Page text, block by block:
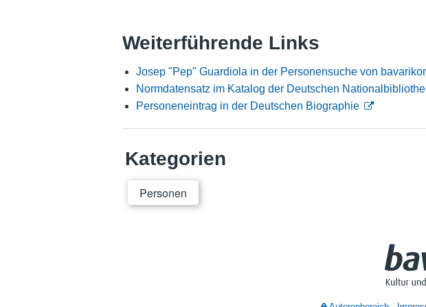
Weiterführende Links
Josep "Pep" Guardiola in der Personensuche von
Normdatensatz im Katalog der Deutschen
Personeneintrag in der Deutschen Biographie
Kategorien
Personen